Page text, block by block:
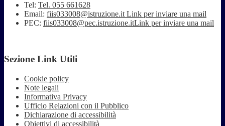
Tel: Tel. 055 661628
Email: fiis033008@istruzione.it Link per inviare una mail
PEC: fiis033008@pec.istruzione.itLink per inviare una mail
Sezione Link Utili
Cookie policy
Note legali
Informativa Privacy
Ufficio Relazioni con il Pubblico
Dichiarazione di accessibilità
Obiettivi di accessibilità